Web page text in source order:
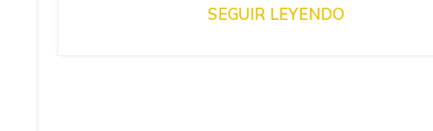
SEGUIR LEYENDO